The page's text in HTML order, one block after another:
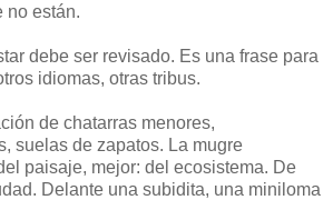
no están.
debe ser revisado. Es una frase para
idiomas, otras tribus.
de chatarras menores,
suelas de zapatos. La mugre
paisaje, mejor: del ecosistema. De
Delante una subidita, una miniloma